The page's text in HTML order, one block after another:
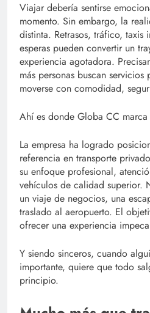
Viajar debería sentirse
momento. Sin embargo, la
distinta. Retrasos, tráfico, taxis
esperas pueden convertir un
experiencia agotadora.
más personas buscan
moverse con comodidad,
Ahí es donde Globa CC
La empresa ha logrado
referencia en transporte
su enfoque profesional,
vehículos de calidad superior.
un viaje de negocios, una
traslado al aeropuerto. El
ofrecer una experiencia
Y siendo sinceros, cuando
importante, quiere que todo
principio.